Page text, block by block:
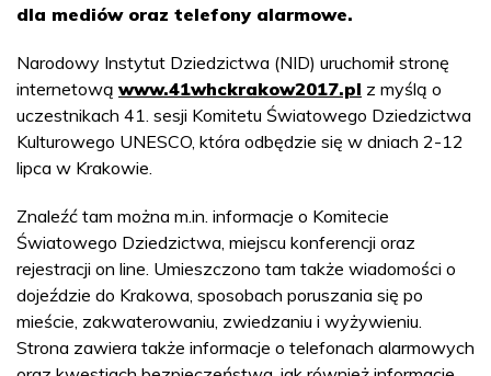
dla mediów oraz telefony alarmowe.
Narodowy Instytut Dziedzictwa (NID) uruchomił stronę
internetową www.41whckrakow2017.pl z myślą o
uczestnikach 41. sesji Komitetu Światowego Dziedzictwa
Kulturowego UNESCO, która odbędzie się w dniach 2-12
lipca w Krakowie.
Znaleźć tam można m.in. informacje o Komitecie
Światowego Dziedzictwa, miejscu konferencji oraz
rejestracji on line. Umieszczono tam także wiadomości o
dojeździe do Krakowa, sposobach poruszania się po
mieście, zakwaterowaniu, zwiedzaniu i wyżywieniu.
Strona zawiera także informacje o telefonach alarmowych